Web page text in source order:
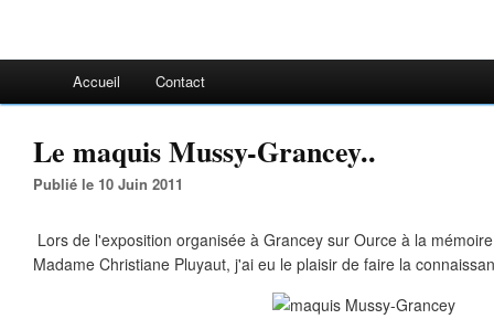
Accueil Contact
Le maquis Mussy-Grancey..
Publié le 10 Juin 2011
Lors de l'exposition organisée à Grancey sur Ource à la
Madame Christiane Pluyaut, j'ai eu le plaisir de faire la